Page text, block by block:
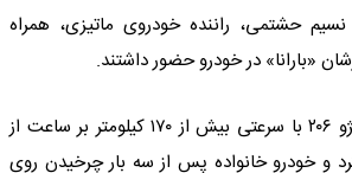
تاریخ ۲۹ آذر ۱۳۹۲، نسیم حشتمی، راننده خودروی ماتیزی، همراه
«بارانا» در خودرو حضور داشتند.
در آن لحظه، خودروی پژو ۲۰۶ با سرعتی بیش از ۱۷۰ کیلومتر بر ساعت از
و خودرو خانواده پس از سه بار چرخیدن روی